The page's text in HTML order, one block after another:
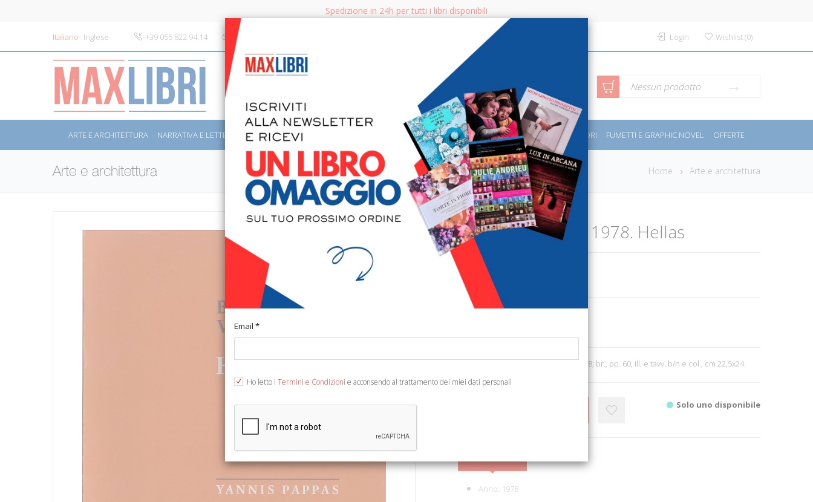
Spedizione in 24h per tutti i libri disponibili
Italiano Inglese +39 055 822.94.14 info@maxlibri.it Login Wishlist(0)
CERCA Ricerca avanzata Nessun prodotto
ARTE E ARCHITETTURA NARRATIVA E LETTERATURA SAGGISTICA LIBRI PER BAMBINI E RAGAZZI MANUALI - GUIDE - CORSI SPORT E MOTORI FUMETTI E GRAPHIC NOVEL OFFERTE
Arte e architettura Home Arte e architettura
Biennale Venezia 1978. Hellas
€ 10,00
Testo Italiano, Inglese, Francese. 1978; br., pp. 60, ill. e tavv. b/n e col., cm 22,5x24.
Solo uno disponibile
Anno: 1978
Email *
Ho letto i Termini e Condizioni e acconsendo al trattamento dei miei dati personali